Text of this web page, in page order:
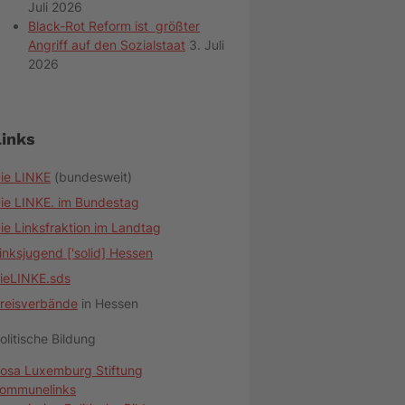
Juli 2026
Black-Rot Reform ist größter
Angriff auf den Sozialstaat 3. Juli
2026
LINKE (bundesweit)
LINKE. im Bundestag
Linksfraktion im Landtag
['solid] Hessen
in Hessen
Bildung
Luxemburg Stiftung